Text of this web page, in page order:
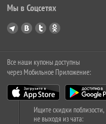
Мы в Соцсетях
Все наши купоны доступны
через Мобильное Приложение:
Ищите скидки поблизости,
не выходя из чата: